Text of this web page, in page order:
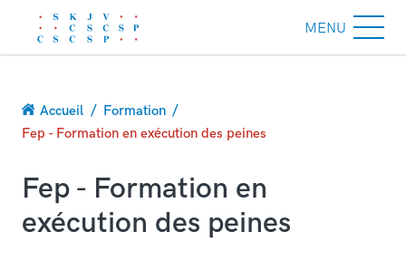
Fil
d'Ariane
Accueil
Formation
Fep - Formation en exécution des peines
Fep - Formation en
exécution des peines
MENU